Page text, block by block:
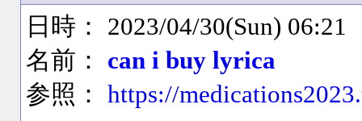
日時： 2023/04/30(Sun) 06:21
名前： can i buy lyrica
参照：https://